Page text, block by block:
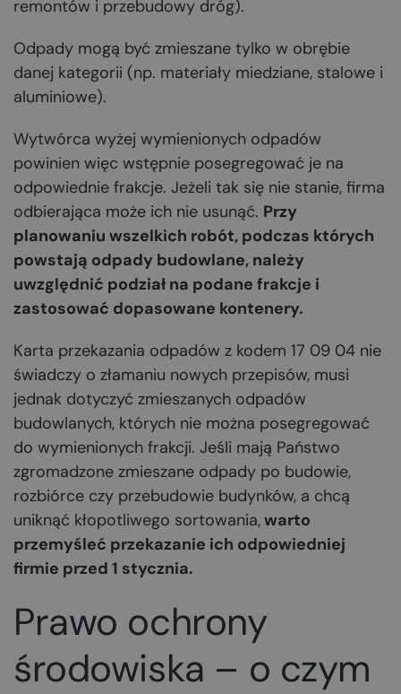
remontów i przebudowy dróg).
Odpady mogą być zmieszane tylko w obrębie
danej kategorii (np. materiały miedziane, stalowe i
aluminiowe).
Wytwórca wyżej wymienionych odpadów
powinien więc wstępnie posegregować je na
odpowiednie frakcje. Jeżeli tak się nie stanie, firma
odbierająca może ich nie usunąć. Przy
planowaniu wszelkich robót, podczas których
powstają odpady budowlane, należy
uwzględnić podział na podane frakcje i
zastosować dopasowane kontenery.
Karta przekazania odpadów z kodem 17 09 04 nie
świadczy o złamaniu nowych przepisów, musi
jednak dotyczyć zmieszanych odpadów
budowlanych, których nie można posegregować
do wymienionych frakcji. Jeśli mają Państwo
zgromadzone zmieszane odpady po budowie,
rozbiórce czy przebudowie budynków, a chcą
uniknąć kłopotliwego sortowania,warto
przemyśleć przekazanie ich odpowiedniej
firmie przed 1 stycznia.
Prawo ochrony
środowiska – o czym